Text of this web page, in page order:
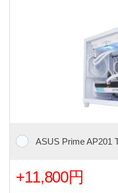
ASUS Prime AP201
+11,800円